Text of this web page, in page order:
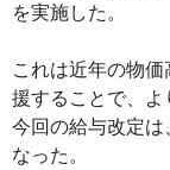
を実施した。
これは近年の物
援することで、よ
今回の給与改定は
なった。